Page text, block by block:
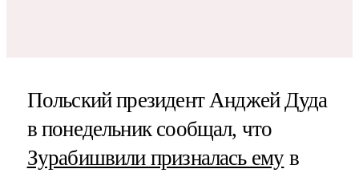
Польский президент Анджей Дуда
в понедельник сообщал, что
Зурабишвили призналась емув